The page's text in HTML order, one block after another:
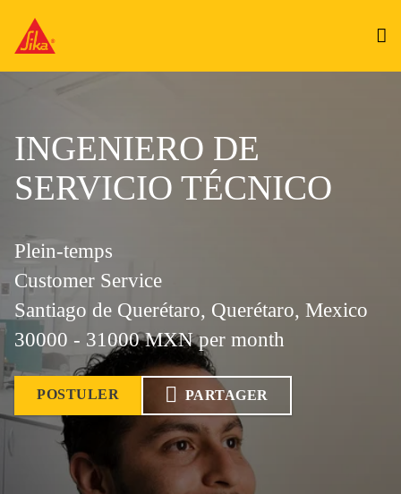
INGENIERO DE
SERVICIO TÉCNICO
Plein-temps
Customer Service
Santiago de Querétaro, Querétaro, Mexico
30000 - 31000 MXN per month
POSTULER PARTAGER